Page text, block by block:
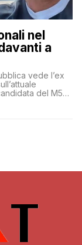
nel
a
vede l’ex
del M5S